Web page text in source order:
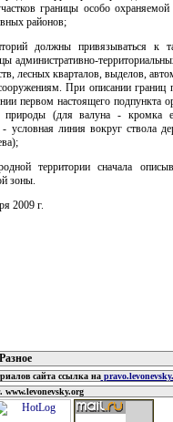
границы особо
районов;
должны привязываться к
административно-
лесных кварталов, выделов,
При описании границ
первом настоящего подпункта
(для валуна - кромка
условная линия вокруг ствола
территории сначала
зоны.
2009 г.
Разное
сайта ссылка на
www.levonevsky.org